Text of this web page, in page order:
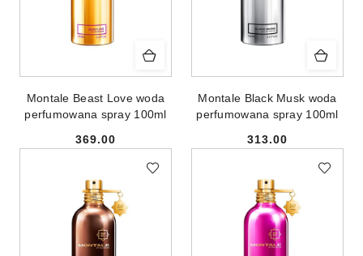
Montale Beast Love woda
perfumowana spray 100ml
Cena:
369.00
Montale Black Musk woda
perfumowana spray 100ml
Cena:
313.00